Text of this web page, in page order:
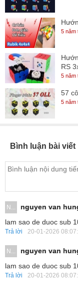
5 năm
RS
5 năm
57
5 năm
Bình luận bài viết
N...
nguyen van
lam sao de duoc sub
Trả lời 20-01-2026
N...
nguyen van
lam sao de duoc sub
Trả lời 20-01-2026